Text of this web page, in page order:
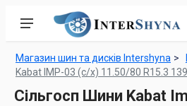
Магазин шин та дисків Intershyna
Kabat IMP-03 (с/х) 11.50/80 R15.3
Сільгосп Шини Kabat